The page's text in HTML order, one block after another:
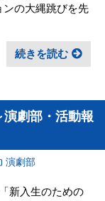
ンの大縄跳びを先
続きを読む
劇部・活動報
演劇部
新入生のための